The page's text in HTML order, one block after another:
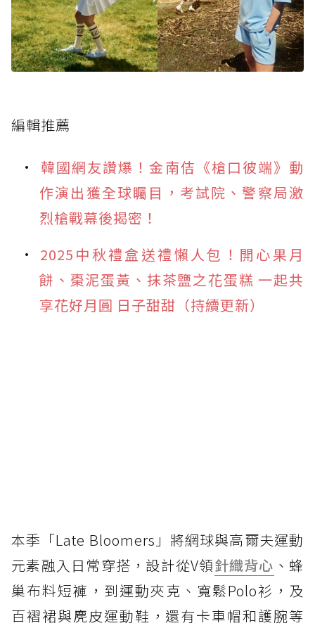
編輯推薦
韓國網友讚爆！金南佶《槍口彼端》動
作演出獲全球矚目，考試院、警察局激
烈槍戰幕後揭密！
2025中秋禮盒送禮懶人包！開心果月
餅、棗泥蛋黃、抹茶鹽之花蛋糕 一起共
享花好月圓 日子甜甜（持續更新）
本季「Late Bloomers」將網球與高爾夫運動
元素融入日常穿搭，設計從V領針織背心 、蜂
巢布料短褲，到運動夾克、寬鬆Polo衫，及
百褶裙與麂皮運動鞋，還有卡車帽和護腕等